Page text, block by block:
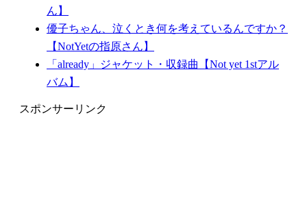
ん】
優子ちゃん、泣くとき何を考えているんですか？
【NotYetの指原さん】
「already」ジャケット・収録曲【Not yet 1stアル
バム】
スポンサーリンク